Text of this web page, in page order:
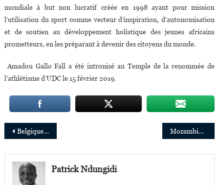
mondiale à but non lucratif créée en 1998 ayant pour mission
l’utilisation du sport comme vecteur d’inspiration, d’autonomisation
et de soutien au développement holistique des jeunes africains
prometteurs, en les préparant à devenir des citoyens du monde.
Amadou Gallo Fall a été intronisé au Temple de la renommée de
l’athlétisme d’UDC le 15 février 2019.
Navigation
de
l’article
Belgique : Gladys Kazadi, 25 ans, élue députée au parlement bruxellois Mozambique : Anibal Manave nommé président du conseil d’administration de la Basketball Africa League
Patrick Ndungidi